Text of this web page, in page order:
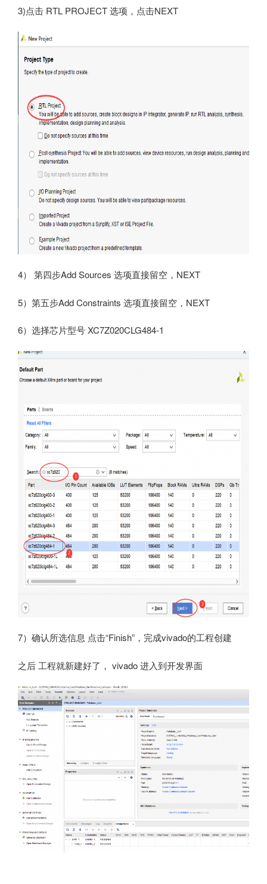
3)点击 RTL PROJECT 选项，点击NEXT
4） 第四步Add Sources 选项直接留空，NEXT
5）第五步Add Constraints 选项直接留空，NEXT
6）选择芯片型号 XC7Z020CLG484-1
7）确认所选信息 点击“Finish”，完成vivado的工程创建
之后 工程就新建好了， vivado 进入到开发界面